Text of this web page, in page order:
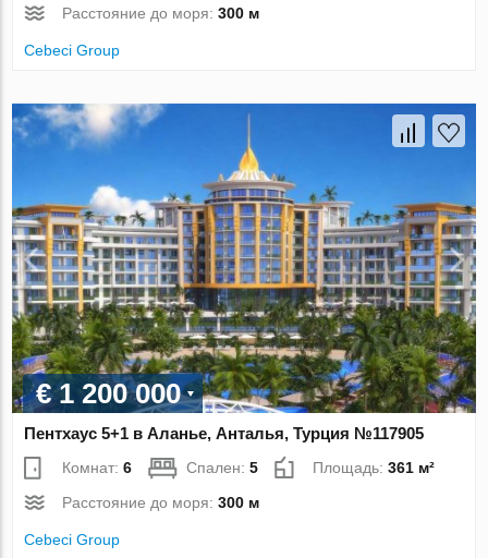
Расстояние до моря:300 м
Cebeci Group
€ 1 200 000
Пентхаус 5+1 в Аланье, Анталья, Турция №117905
Комнат:6 Спален:5 Площадь:361 м²
Расстояние до моря:300 м
Cebeci Group